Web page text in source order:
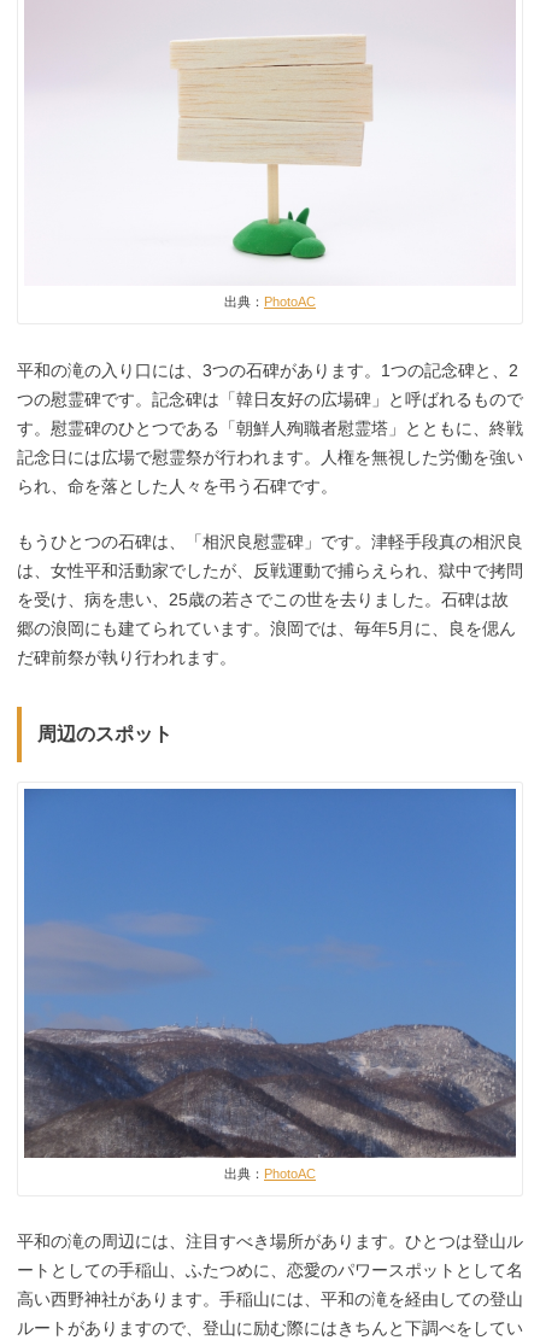
出典： PhotoAC
平和の滝の入り口には、3つの石碑があります。1つの記念碑と、2
つの慰霊碑です。記念碑は「韓日友好の広場碑」と呼ばれるもので
す。慰霊碑のひとつである「朝鮮人殉職者慰霊塔」とともに、終戦
記念日には広場で慰霊祭が行われます。人権を無視した労働を強い
られ、命を落とした人々を弔う石碑です。
もうひとつの石碑は、「相沢良慰霊碑」です。津軽手段真の相沢良
は、女性平和活動家でしたが、反戦運動で捕らえられ、獄中で拷問
を受け、病を患い、25歳の若さでこの世を去りました。石碑は故
郷の浪岡にも建てられています。浪岡では、毎年5月に、良を偲ん
だ碑前祭が執り行われます。
周辺のスポット
出典： PhotoAC
平和の滝の周辺には、注目すべき場所があります。ひとつは登山ル
ートとしての手稲山、ふたつめに、恋愛のパワースポットとして名
高い西野神社があります。手稲山には、平和の滝を経由しての登山
ルートがありますので、登山に励む際にはきちんと下調べをしてい